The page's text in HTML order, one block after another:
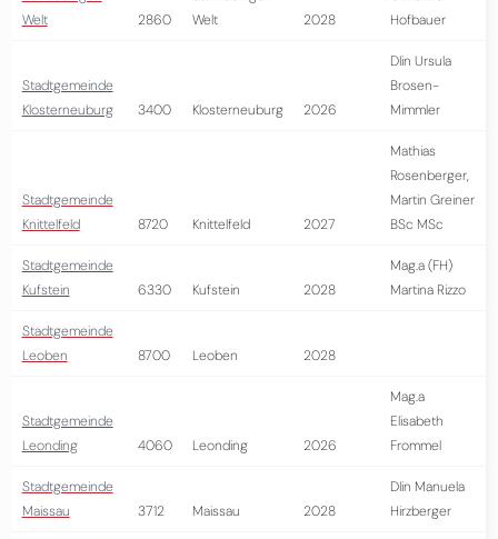
Welt
2860
Welt
2028
Hofbauer
Stadtgemeinde
Klosterneuburg
3400 Klosterneuburg 2026
DIin Ursula
Brosen-
Mimmler
Stadtgemeinde
Knittelfeld
8720 Knittelfeld 2027
Mathias
Rosenberger,
Martin Greiner
BSc MSc
Stadtgemeinde
Kufstein
6330 Kufstein 2028
Mag.a (FH)
Martina Rizzo
Stadtgemeinde
Leoben
8700 Leoben 2028
Stadtgemeinde
Leonding
4060 Leonding 2026
Mag.a
Elisabeth
Frommel
Stadtgemeinde
Maissau
3712 Maissau 2028
DIin Manuela
Hirzberger